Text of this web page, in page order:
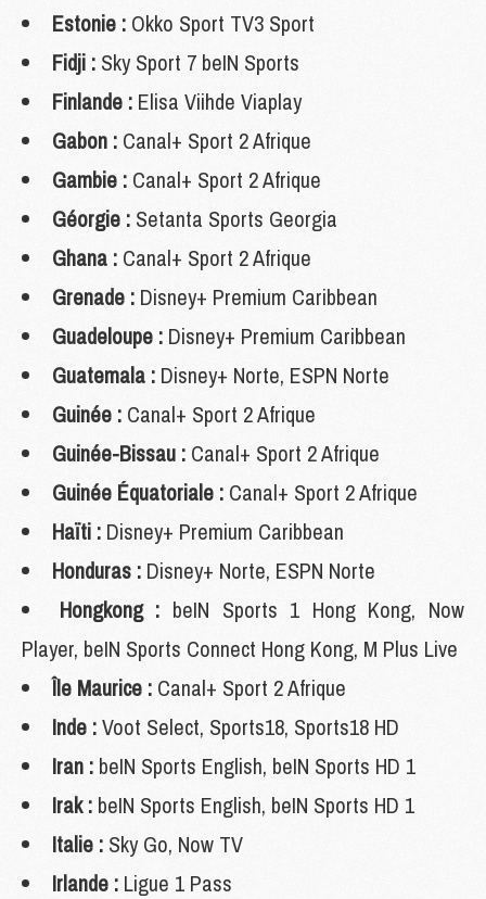
Estonie : Okko Sport TV3 Sport
Fidji : Sky Sport 7 beIN Sports
Finlande : Elisa Viihde Viaplay
Gabon : Canal+ Sport 2 Afrique
Gambie : Canal+ Sport 2 Afrique
Géorgie : Setanta Sports Georgia
Ghana : Canal+ Sport 2 Afrique
Grenade : Disney+ Premium Caribbean
Guadeloupe : Disney+ Premium Caribbean
Guatemala : Disney+ Norte, ESPN Norte
Guinée : Canal+ Sport 2 Afrique
Guinée-Bissau : Canal+ Sport 2 Afrique
Guinée Équatoriale : Canal+ Sport 2 Afrique
Haïti : Disney+ Premium Caribbean
Honduras : Disney+ Norte, ESPN Norte
Hongkong : beIN Sports 1 Hong Kong, Now
Player, beIN Sports Connect Hong Kong, M Plus Live
Île Maurice : Canal+ Sport 2 Afrique
Inde :Voot Select, Sports18, Sports18 HD
Iran : beIN Sports English, beIN Sports HD 1
Irak : beIN Sports English, beIN Sports HD 1
Italie : Sky Go, Now TV
Irlande : Ligue 1 Pass